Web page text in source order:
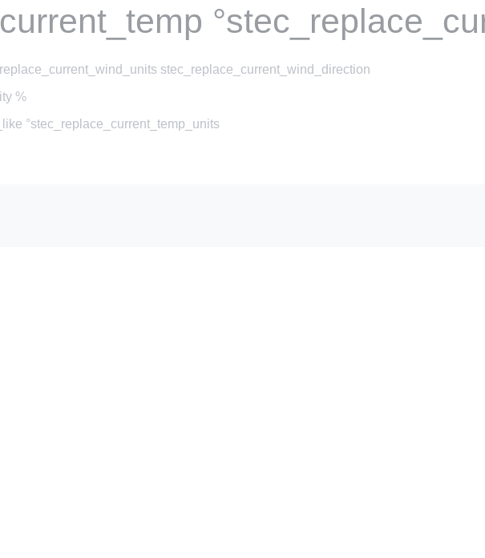
stec_replace_current_wind_direction
%
°stec_replace_current_temp_units